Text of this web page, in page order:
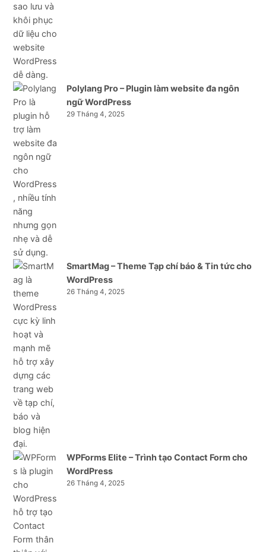
Polylang Pro – Plugin làm website đa ngôn
ngữ WordPress
29 Tháng 4, 2025
SmartMag – Theme Tạp chí báo & Tin tức cho
WordPress
26 Tháng 4, 2025
WPForms Elite – Trình tạo Contact Form cho
WordPress
26 Tháng 4, 2025